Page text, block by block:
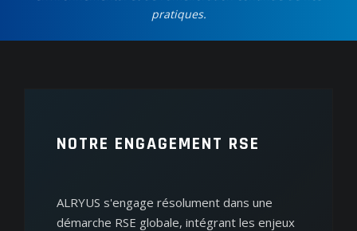
pratiques.
NOTRE ENGAGEMENT RSE
ALRYUS s'engage résolument dans une
démarche RSE globale, intégrant les enjeux